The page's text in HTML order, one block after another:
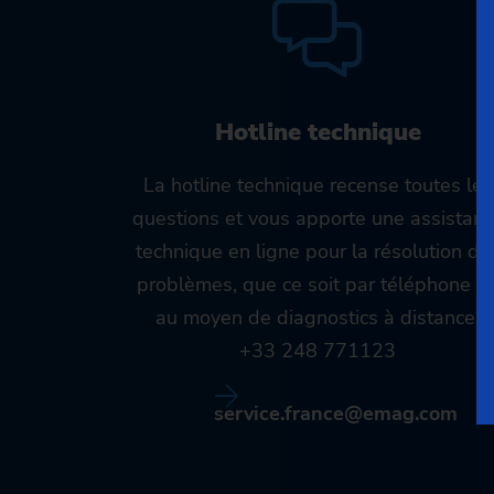
Hotline technique
La hotline technique recense toutes les
questions et vous apporte une
technique en ligne pour la résolution
problèmes, que ce soit par téléphone
au moyen de diagnostics à distance.
+33 248 771123
service.france@emag.com